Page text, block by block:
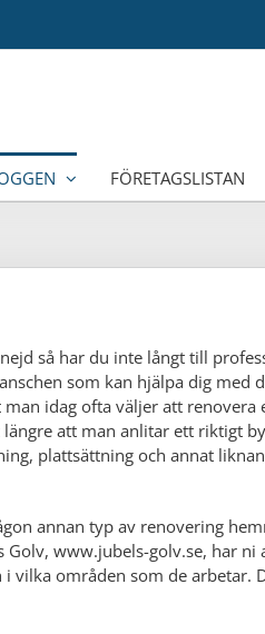
FÖRETAGSLISTAN
så har du inte långt till
som kan hjälpa dig med
idag ofta väljer att renovera
att man anlitar ett riktigt
plattsättning och annat
annan typ av renovering
www.jubels-golv.se, har ni
vilka områden som de arbetar.